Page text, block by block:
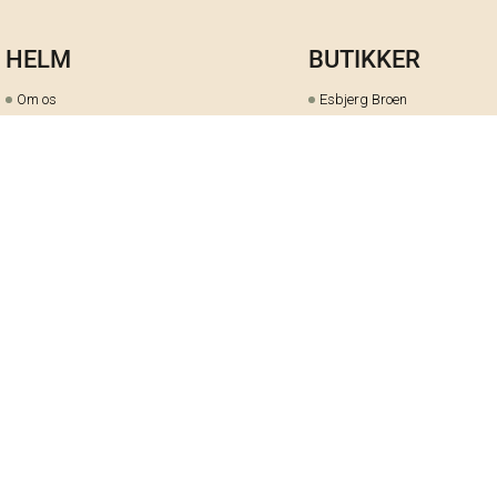
HELM
Om os
BUTIKKER
Esbjerg Broen